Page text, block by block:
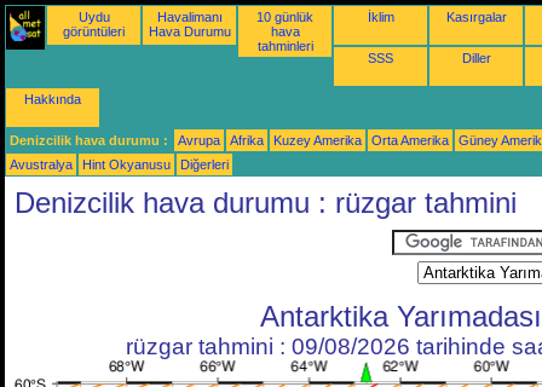
Uydu
görüntüleri
Havalimanı
Hava Durumu
10 günlük
hava
tahminleri
İklim Kasırgalar
SSS Diller
Hakkında
Denizcilik hava durumu : Avrupa Afrika Kuzey Amerika Orta Amerika
Güney
Avustralya
Hint Okyanusu Diğerleri
Denizcilik hava durumu : rüzgar tahmini
Antarktika Yarımadası
rüzgar tahmini : 09/08/2026 tarihinde